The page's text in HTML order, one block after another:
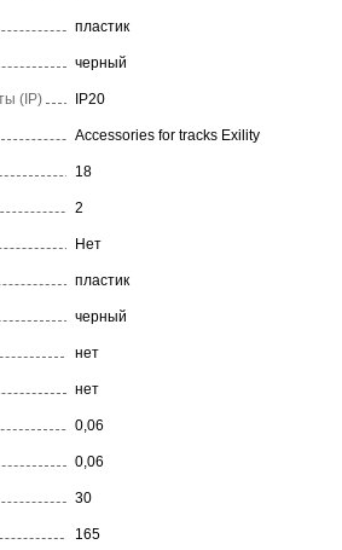
пластик
черный
(IP) IP20
Accessories for tracks Exility
18
2
Нет
пластик
черный
нет
нет
0,06
0,06
30
165